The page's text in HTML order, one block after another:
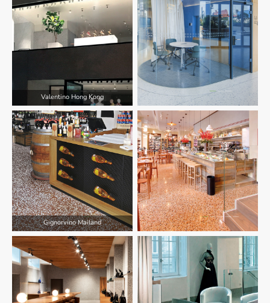
Valentino Hong Kong
Gignorvino Mailand